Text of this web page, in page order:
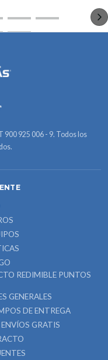
925 006 - 9. Todos los
REDIMIBLE PUNTOS
GENERALES
DE ENTREGA
GRATIS